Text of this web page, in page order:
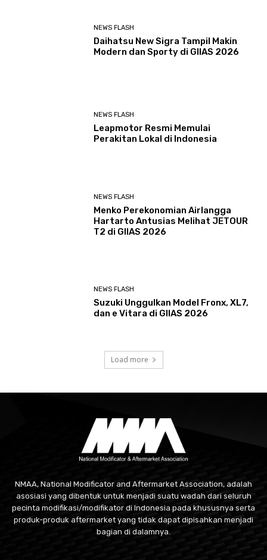
NEWS FLASH
Daihatsu New Sigra Tampil Makin
Modern dan Sporty di GIIAS 2026
NEWS FLASH
Leapmotor Resmi Memulai
Perakitan Lokal di Indonesia
NEWS FLASH
Menko Perekonomian Airlangga
Hartarto Antusias Melihat JETOUR
T2 di GIIAS 2026
NEWS FLASH
Suzuki Unggulkan Model Fronx, XL7,
dan e Vitara di GIIAS 2026
Load more
NMAA, National Modificator and Aftermarket Association, adalah
asosiasi yang dibentuk untuk menjadi suatu wadah dari seluruh
pecinta modifikasi/modifikator di Indonesia pada khususnya serta
produk-produk aftermarket yang tidak dapat dipisahkan menjadi
bagian di dalamnya.